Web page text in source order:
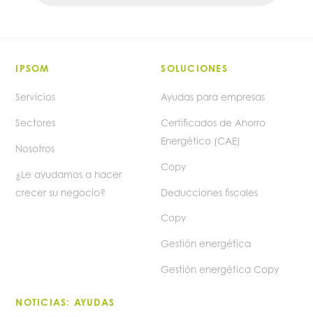
IPSOM
Servicios
Sectores
Nosotros
¿Le ayudamos a hacer
crecer su negocio?
SOLUCIONES
Ayudas para empresas
Certificados de Ahorro
Energético (CAE)
Copy
Deducciones fiscales
Copy
Gestión energética
Gestión energética Copy
NOTICIAS: AYUDAS